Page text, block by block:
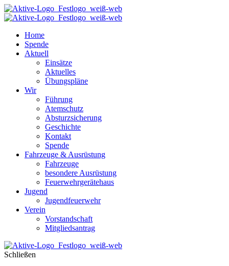
Home
Spende
Aktuell
Einsätze
Aktuelles
Übungspläne
Wir
Führung
Atemschutz
Absturzsicherung
Geschichte
Kontakt
Spende
Fahrzeuge & Ausrüstung
Fahrzeuge
besondere Ausrüstung
Feuerwehrgerätehaus
Jugend
Jugendfeuerwehr
Verein
Vorstandschaft
Mitgliedsantrag
Schließen